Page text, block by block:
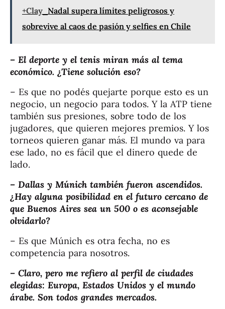
+Clay Nadal supera límites peligrosos y
sobrevive al caos de pasión y selfies en Chile
– El deporte y el tenis miran más al tema
económico. ¿Tiene solución eso?
– Es que no podés quejarte porque esto es un
negocio, un negocio para todos. Y la ATP tiene
también sus presiones, sobre todo de los
jugadores, que quieren mejores premios. Y los
torneos quieren ganar más. El mundo va para
ese lado, no es fácil que el dinero quede de
lado.
– Dallas y Múnich también fueron ascendidos.
¿Hay alguna posibilidad en el futuro cercano de
que Buenos Aires sea un 500 o es aconsejable
olvidarlo?
– Es que Múnich es otra fecha, no es
competencia para nosotros.
– Claro, pero me refiero al perfil de ciudades
elegidas: Europa, Estados Unidos y el mundo
árabe. Son todos grandes mercados.